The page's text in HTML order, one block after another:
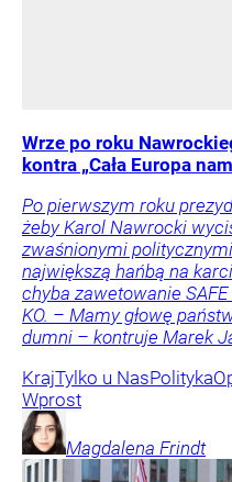
Wrze po roku
kontra „Cała Europa
Po pierwszym roku
żeby Karol Nawrocki
zwaśnionymi
największą hańbą na
chyba zawetowanie
KO. – Mamy głowę
dumni – kontruje Marek
KrajTylko u NasPolityka
Wprost
Magdalena Frindt